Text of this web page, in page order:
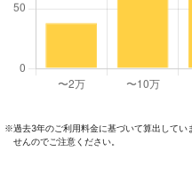
※過去3年のご利⽤料⾦に基づいて算出して
せんのでご注意ください。